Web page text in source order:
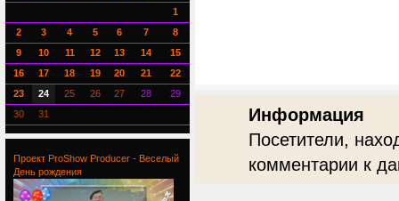
Информация
Посетители,
комментарии к
1
2
3 4 5 6 7
8
9
10 11 12 13 14
15
16
17 18 19 20 21
22
23
24 25 26 27 28
29
30
31
Проект ProShow Producer - Веселый
День рождения